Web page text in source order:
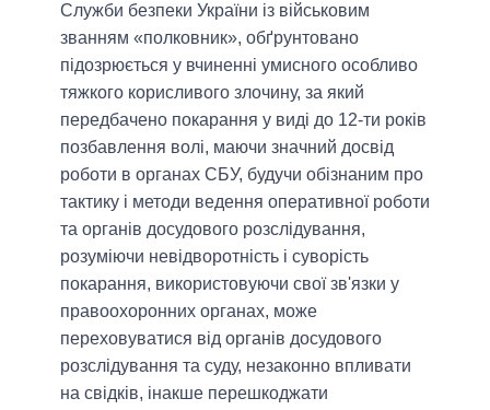
Служби безпеки України із військовим
званням «полковник», обґрунтовано
підозрюється у вчиненні умисного особливо
тяжкого корисливого злочину, за який
передбачено покарання у виді до 12-ти років
позбавлення волі, маючи значний досвід
роботи в органах СБУ, будучи обізнаним про
тактику і методи ведення оперативної роботи
та органів досудового розслідування,
розуміючи невідворотність і суворість
покарання, використовуючи свої зв'язки у
правоохоронних органах, може
переховуватися від органів досудового
розслідування та суду, незаконно впливати
на свідків, інакше перешкоджати